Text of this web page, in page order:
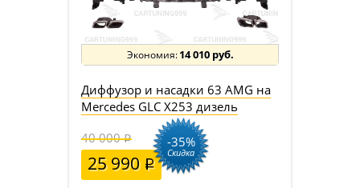
14 010 руб.
Диффузор и насадки 63 AMG на
Mercedes GLC X253 дизель
40 000
25 990
-35%
Скидка